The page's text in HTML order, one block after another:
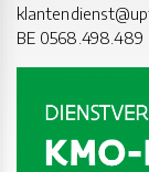
BE 0568.498.489